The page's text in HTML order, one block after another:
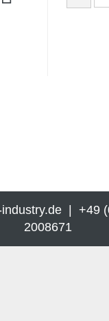
industry.de | +49
2008671